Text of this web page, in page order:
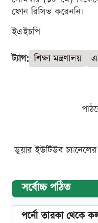
ফোন রিসিভ করেননি।
ইএইচপি
ট্যাগ: শিক্ষা মন্ত্রণালয়
ডুয়ার ইউটিউব
সর্বোচ্চ পঠিত
পর্নো তারকা থেকে